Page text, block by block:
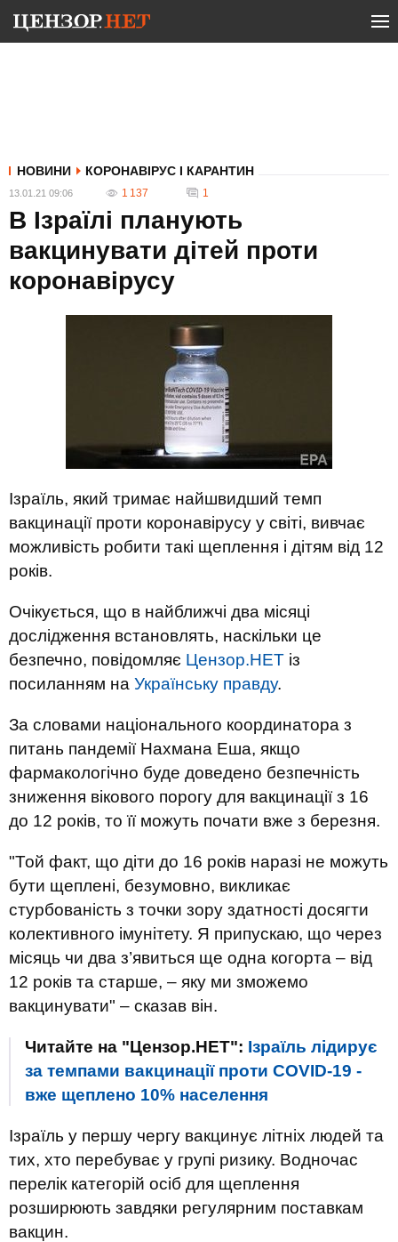
НОВИНИ КОРОНАВІРУС І КАРАНТИН
13.01.21 09:06 1 137 1
В Ізраїлі планують
вакцинувати дітей проти
коронавірусу
Ізраїль, який тримає найшвидший темп
вакцинації проти коронавірусу у світі, вивчає
можливість робити такі щеплення і дітям від 12
років.
Очікується, що в найближчі два місяці
дослідження встановлять, наскільки це
безпечно, повідомляє Цензор.НЕТ із
посиланням на Українську правду.
За словами національного координатора з
питань пандемії Нахмана Еша, якщо
фармакологічно буде доведено безпечність
зниження вікового порогу для вакцинації з 16
до 12 років, то її можуть почати вже з березня.
"Той факт, що діти до 16 років наразі не можуть
бути щеплені, безумовно, викликає
стурбованість з точки зору здатності досягти
колективного імунітету. Я припускаю, що через
місяць чи два з’явиться ще одна когорта – від
12 років та старше, – яку ми зможемо
вакцинувати" – сказав він.
Читайте на "Цензор.НЕТ": Ізраїль лідирує
за темпами вакцинації проти COVID-19 -
вже щеплено 10% населення
Ізраїль у першу чергу вакцинує літніх людей та
тих, хто перебуває у групі ризику. Водночас
перелік категорій осіб для щеплення
розширюють завдяки регулярним поставкам
вакцин.